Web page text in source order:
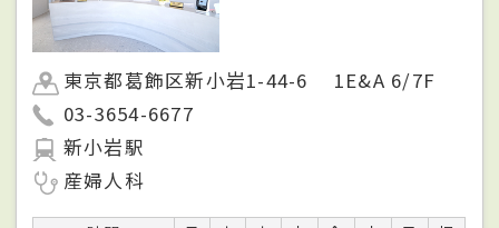
東京都葛飾区新小岩1-44-6 1E&A 6/7F
03-3654-6677
新小岩駅
産婦人科